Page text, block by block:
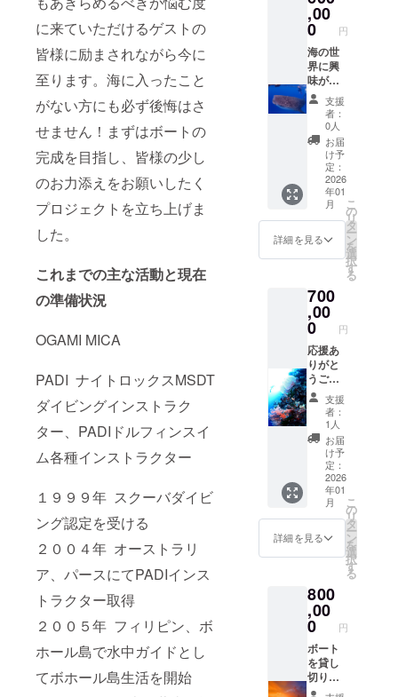
に来ていただけるゲストの
皆様に励まされながら今に
至ります。海に入ったこと
がない方にも必ず後悔はさ
せません！まずはボートの
完成を目指し、皆様の少し
のお力添えをお願いしたく
プロジェクトを立ち上げま
した。
これまでの主な活動と現在
の準備状況
OGAMI MICA
PADI ナイトロックスMSDT
ダイビングインストラク
ター、PADIドルフィンスイ
ム各種インストラクター
１９９９年 スクーバダイビ
ング認定を受ける
２００４年 オーストラリ
ア、パースにてPADIインス
トラクター取得
２００５年 フィリピン、ボ
ホール島で水中ガイドとし
てボホール島生活を開始
考欄に
ご記入
くださ
いませ
にご記
入くだ
さいま
せ
０％の
クーポ
ンをご
利用い
ただけ
ます ※
クーポ
ンの期
限は5年
です 皆
さまと
の出会
いを楽
しみに
してお
ります
ご来店
希望の
日程が
したら
備考欄
にご記
入くだ
さいま
せ
いただ
ける
サービ
ス内容
一例
☆PADI
オープ
ン
ウォー
ターラ
イセン
スコー
ス ☆ス
クーバ
ダイビ
ング ☆
追加ダ
イビン
グ：c
ライセ
ンスを
お持ち
の方 ☆
器材レ
ンタル
☆体験
ダイビ
ング：
講習を
受けた
ことが
ない方
☆ス
ノーケ
ル体験
☆陸ツ
アー ※
一回の
ご来店
20,000
円分の
クーポ
ンをご
利用い
ただけ
ます ※
クーポ
に記入
をお願
いいた
します
☆当店
のお支
払いで
利用可
能な
クーポ
200,000
円分 提
供日
時：ご
来店時
ご利用
いただ
ける
ス内容
一例
☆PADI
オープ
ン
ウォー
ターラ
イセン
スコー
ス ☆ス
クーバ
ダイビ
ング ☆
追加ダ
イビン
グ：c
カード
ライセ
ンスを
お持ち
器材レ
ンタル
☆体験
ダイビ
ング：
講習を
受けた
ことが
お好み
のお名
前を入
れさせ
ていた
だきま
す） ●
ご希望
のサイ
ズ、希
望のお
名前は
備考欄
に記入
をお願
いいた
します
☆当店
のお支
利用可
能な
クーポ
ン
300,000
円分 提
供日
時：ご
来店時
ご利用
いただ
ける
サービ
ス内容
一例
☆ス
クーバ
ダイビ
ング ☆
追加ダ
グ：c
カード
ライセ
ンスを
お持ち
の方 ☆
器材レ
ンタル
ご連絡
をさせ
ていた
だきま
す ご来
店時に
お渡し
☆オリ
ジナル
ステッ
カー
サイ
ズ：5㎝
×5㎝ ☆
オリジ
ナルT
シャツ
（Tシャ
ツには
のお名
前を入
れさせ
ていた
だきま
す） ●
ご希望
のサイ
ズ、希
望のお
名前は
備考欄
に記入
をお願
いいた
します
☆当店
のお支
払いで
利用可
クーポ
ン
400,000
円分 提
供日
時：ご
来店時
ご利用
,00
0 円
海の世
界に興
味があ
る！南
国でダ
イバー
になり
たい！
応援あ
りがと
うござ
いま
す！！
とって
も励み
になり
☆☆ コ
コロを
込めて
お礼の
ご連絡
をさせ
ていた
だきま
す また
ダイビ
ングの
講習に
関して
も手順
をご相
談させ
ていた
だきま
す ご来
店時に
☆オリ
ジナル
ステッ
カー
サイ
ズ：5㎝
×5㎝ ☆
オリジ
支援
者：
0人
お届
け予
定：
2026
年01
月
詳細を見る
こ
の
リ
タ
ー
ン
を
選
択
す
る
700
,00
0 円
応援あ
りがと
うござ
いま
す！！
とって
も励み
になり
ます
☆☆ コ
コロを
込めて
お礼の
ご連絡
をさせ
ていた
す また
ダイビ
ングの
講習に
関して
も手順
をご相
談させ
支援
者：
1人
お届
け予
定：
2026
年01
月
詳細を見る
こ
の
リ
タ
ー
ン
を
選
択
す
る
800
,00
0 円
ボート
を貸し
切りで
使いた